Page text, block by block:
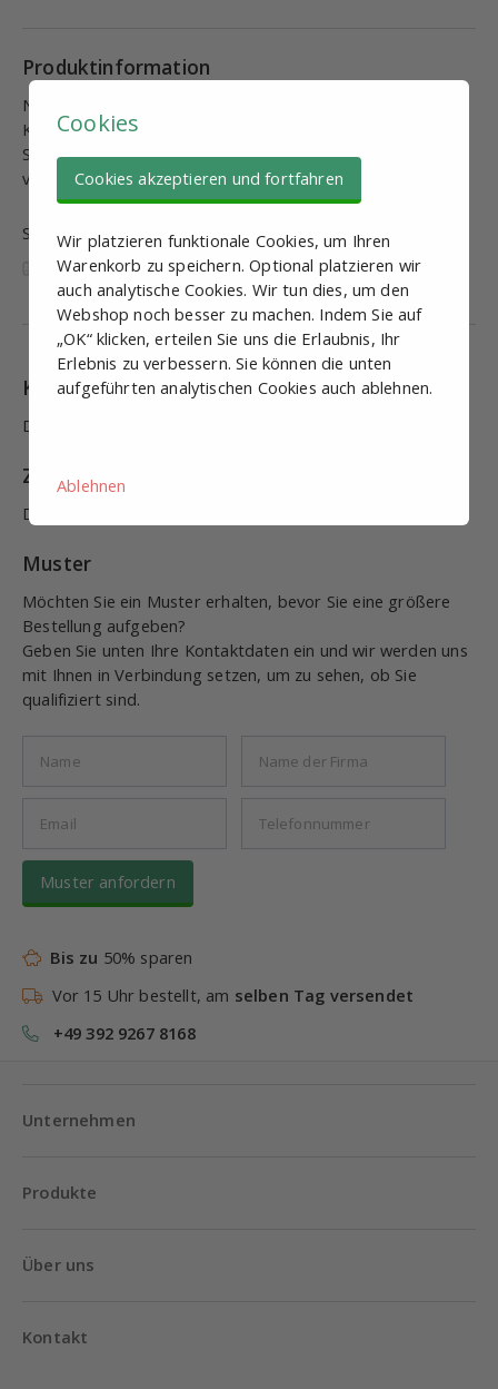
Produktinformation
Nivellierfuß mit Edelstahl drehbarem Fuß mit
Kugelgelenk. Fuß mit einer glatten Außenseite. Fuß und
Spindel aus Edelstahl (AISI304). Maximale, statische,
vertikale Belastung 2000 KG.
Sind diese Informationen nützlich und vollständig?
Kombinationen
Dieses Produkt hat (noch) keine Kombinationen.
Zubehör
Dieses Produkt hat (noch) kein Zubehör.
Muster
Möchten Sie ein Muster erhalten, bevor Sie eine größere
Bestellung aufgeben?
Geben Sie unten Ihre Kontaktdaten ein und wir werden uns
mit Ihnen in Verbindung setzen, um zu sehen, ob Sie
qualifiziert sind.
Muster anfordern
Bis zu 50% sparen
Vor 15 Uhr bestellt, am selben Tag versendet
+49 392 9267 8168
Unternehmen
Produkte
Über uns
Kontakt
Cookies
Cookies akzeptieren und fortfahren
Wir platzieren funktionale Cookies, um Ihren
Warenkorb zu speichern. Optional platzieren wir
auch analytische Cookies. Wir tun dies, um den
Webshop noch besser zu machen. Indem Sie auf
„OK“ klicken, erteilen Sie uns die Erlaubnis, Ihr
Erlebnis zu verbessern. Sie können die unten
aufgeführten analytischen Cookies auch ablehnen.
Ablehnen